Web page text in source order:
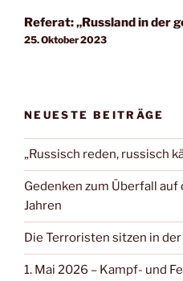
Referat: „Russland in der
25. Oktober 2023
NEUESTE BEITRÄGE
„Russisch reden, russisch
Gedenken zum Überfall
Jahren
Die Terroristen sitzen in
1. Mai 2026 – Kampf- und